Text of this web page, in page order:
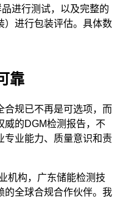
进行测试，以及完整的
）进行包装评估。具体数
靠
合规已不再是可选项，而
威的DGM检测报告，不
专业能力、质量意识和责
机构，广东储能检测技
的全球合规合作伙伴。我